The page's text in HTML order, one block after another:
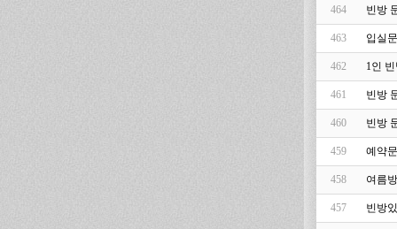
464 빈방
463 입실
462 1인
461 빈방
460 빈방
459 예약
458 여름
457 빈방